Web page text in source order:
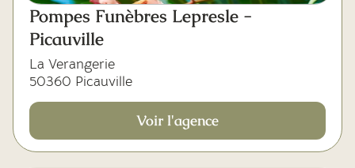
Pompes Funèbres Lepresle -
Picauville
La Verangerie
50360 Picauville
Voir l'agence